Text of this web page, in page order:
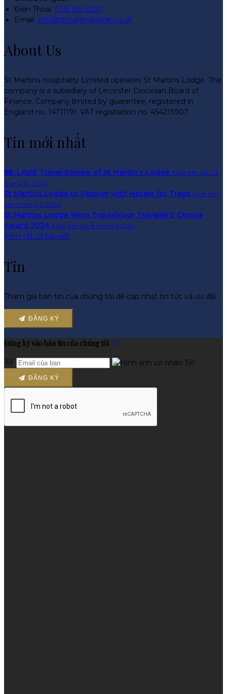
Điện Thoại: 0116 261 5200
Email: info@stmartinslodge.co.uk
About Us
St Martins Hospitality Limited operates St Martins Lodge. The
company is a subsidiary of Leicester Diocesan Board of
Finance. Company limited by guarantee, registered in
England no. 14711191. VAT registration no. 454213907.
Tin mới nhất
BE-LAVIE Travel Review of St Martin's Lodge Xuất bản vào 23
tháng 10 2024
St Martins Lodge to Partner with Hotels for Trees Xuất bản
vào 11 tháng 6 2024
St Martins Lodge Wins Tripadvisor Travellers’ Choice
Award 2024 Xuất bản vào 8 tháng 5 2024
Xem tất cả bài viết
Tin
Tham gia bản tin của chúng tôi để cập nhật tin tức và ưu đãi.
ĐĂNG KÝ
Đăng ký vào bản tin của chúng tôi
ĐĂNG KÝ